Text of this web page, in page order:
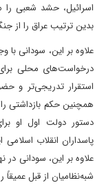
اسرائیل، حشد شعبی را
بدین ترتیب عراق را از
علاوه بر این، سودانی
درخواست‌های محلی
استقرار تدریجی‌تر و
همچنین حکم بازداشتی
دستور دولت اول او
علاوه بر این، سودانی
شبه‌نظامیان از قبل عمیقاً